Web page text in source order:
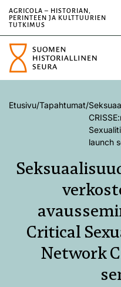
AGRICOLA – HISTORIAN,
PERINTEEN JA KULTTUURIEN
TUTKIMUS
Etusivu/Tapahtumat/
launch
Critical
Network